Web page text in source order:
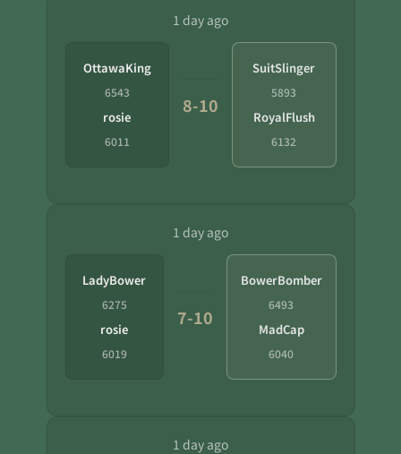
1 day ago
OttawaKing
6543
rosie
6011
8-10
SuitSlinger
5893
RoyalFlush
6132
1 day ago
LadyBower
6275
rosie
6019
7-10
BowerBomber
6493
MadCap
6040
1 day ago